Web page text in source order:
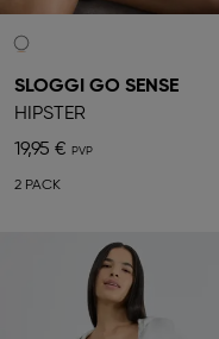
SLOGGI GO SENSE
HIPSTER
19,95 €
2 PACK